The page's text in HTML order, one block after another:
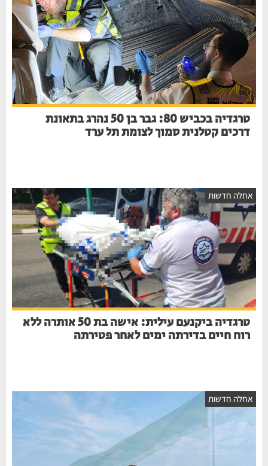
טרגדיה בכביש 80: גבר בן 50 נהרג בתאונת
דרכים קטלנית סמוך לצומת תל ערד
חדשות
טרגדיה ביקנעם עילית: אישה בת 50 אותרה ללא
רוח חיים בדירתה ימים לאחר פטירתה
חדשות